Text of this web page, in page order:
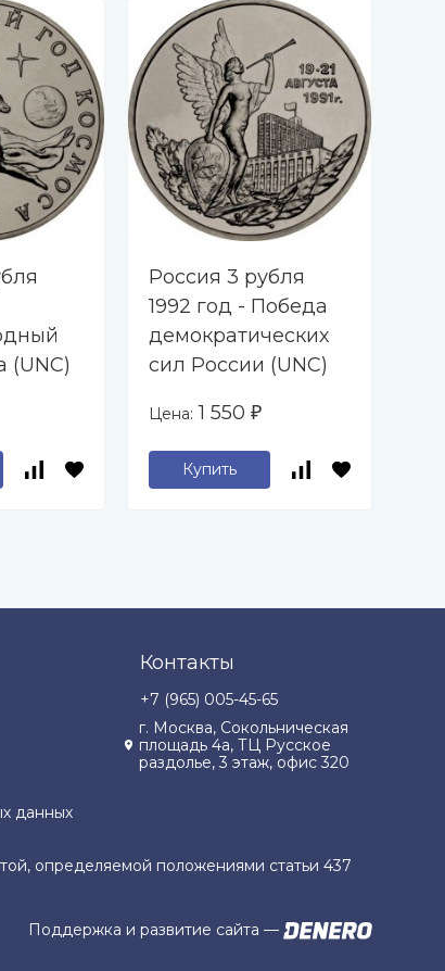
(UNC)
Россия 3 рубля
1992 год - Победа
демократических
сил России (UNC)
Цена: 1 550 ₽
Купить
данных
Контакты
+7 (965) 005-45-65
г. Москва, Сокольническая
площадь 4а, ТЦ Русское
раздолье, 3 этаж, офис 320
определяемой положениями статьи 437
Поддержка и развитие сайта —